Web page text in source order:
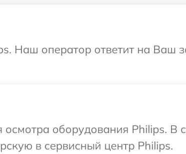
Наш оператор ответит на Ваш
оборудования Philips. В
в сервисный центр Philips.